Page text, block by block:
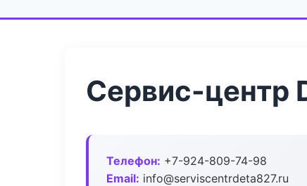
Сервис-центр
Телефон: +7-924-809-74-98
Email: info@serviscentrdeta827.ru